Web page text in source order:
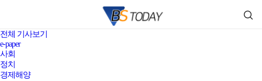
전체 기사보기
e-paper
사회
정치
경제해양